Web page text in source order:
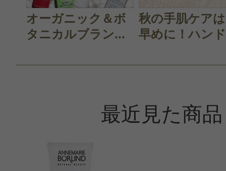
スメ・自然派/ナチュラル化粧品
購入品：ハンドバーム
オーガニック＆ボ
タニカルブラン...
秋の手肌ケア
早めに！ハン
最近見た商品